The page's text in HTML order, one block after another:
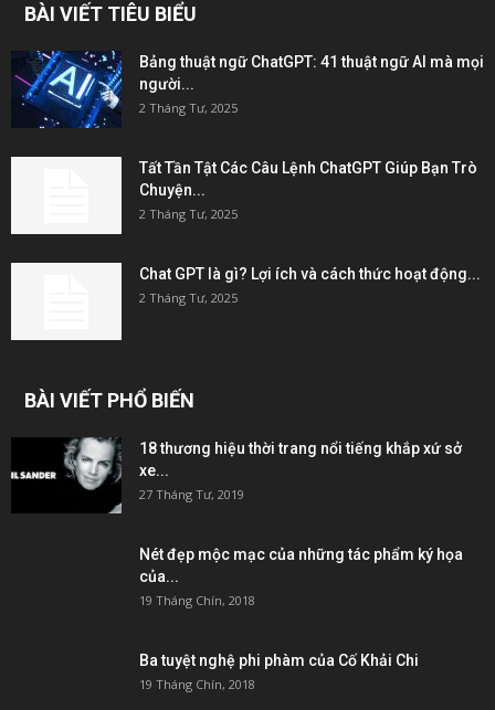
BÀI VIẾT TIÊU BIỂU
Bảng thuật ngữ ChatGPT: 41 thuật ngữ AI mà mọi
người...
2 Tháng Tư, 2025
Tất Tần Tật Các Câu Lệnh ChatGPT Giúp Bạn Trò
Chuyện...
2 Tháng Tư, 2025
Chat GPT là gì? Lợi ích và cách thức hoạt động...
2 Tháng Tư, 2025
BÀI VIẾT PHỔ BIẾN
18 thương hiệu thời trang nổi tiếng khắp xứ sở
xe...
27 Tháng Tư, 2019
Nét đẹp mộc mạc của những tác phẩm ký họa
của...
19 Tháng Chín, 2018
Ba tuyệt nghệ phi phàm của Cố Khải Chi
19 Tháng Chín, 2018